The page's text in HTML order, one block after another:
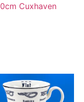
Cuxhaven